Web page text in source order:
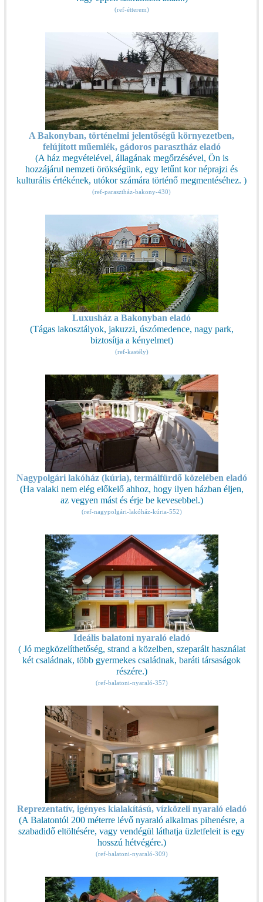
(ref-étterem)
A Bakonyban, történelmi jelentőségű környezetben,
felújított műemlék, gádoros parasztház eladó
(A ház megvételével, állagának megőrzésével, Ön is
hozzájárul nemzeti örökségünk, egy letűnt kor néprajzi és
kulturális értékének, utókor számára történő megmentéséhez. )
(ref-parasztház-bakony-430)
Luxusház a Bakonyban eladó
(Tágas lakosztályok, jakuzzi, úszómedence, nagy park,
biztosítja a kényelmet)
(ref-kastély)
Nagypolgári lakóház (kúria), termálfürdő közelében eladó
(Ha valaki nem elég előkelő ahhoz, hogy ilyen házban éljen,
az vegyen mást és érje be kevesebbel.)
(ref-nagypolgári-lakóház-kúria-552)
Ideális balatoni nyaraló eladó
( Jó megközelíthetőség, strand a közelben, szeparált használat
két családnak, több gyermekes családnak, baráti társaságok
részére.)
(ref-balatoni-nyaraló-357)
Reprezentatív, igényes kialakítású, vízközeli nyaraló eladó
(A Balatontól 200 méterre lévő nyaraló alkalmas pihenésre, a
szabadidő eltöltésére, vagy vendégül láthatja üzletfeleit is egy
hosszú hétvégére.)
(ref-balatoni-nyaraló-309)